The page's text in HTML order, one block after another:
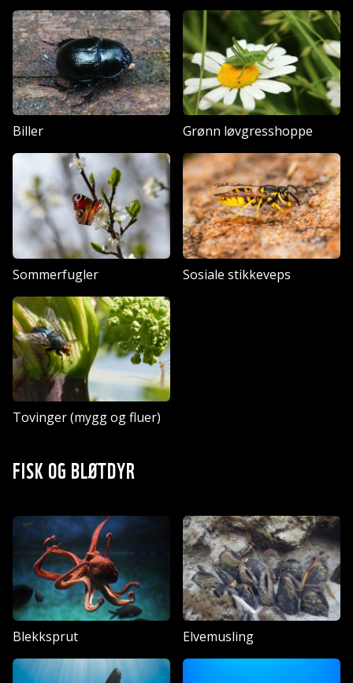
Biller Grønn løvgresshoppe
Sommerfugler Sosiale stikkeveps
Tovinger (mygg og fluer)
FISK OG BLØTDYR
Blekksprut Elvemusling